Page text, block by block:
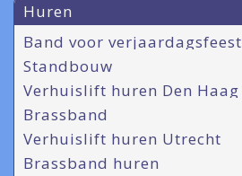
Huren
Band voor verjaardagsfeest
Standbouw
Verhuislift huren Den Haag
Brassband
Verhuislift huren Utrecht
Brassband huren